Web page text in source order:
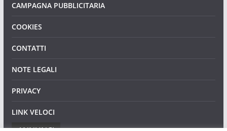
CAMPAGNA PUBBLICITARIA
COOKIES
CONTATTI
NOTE LEGALI
PRIVACY
LINK VELOCI